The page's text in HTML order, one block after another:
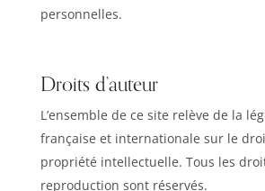
personnelles.
Droits d’auteur
L’ensemble de ce site relève de la
française et internationale sur le
propriété intellectuelle. Tous les
reproduction sont réservés.